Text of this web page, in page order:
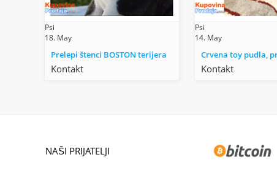
Psi
18. May
Prelepi štenci BOSTON terijera
Kontakt
Psi
14. May
Crvena toy pudla,
Kontakt
NAŠI PRIJATELJI